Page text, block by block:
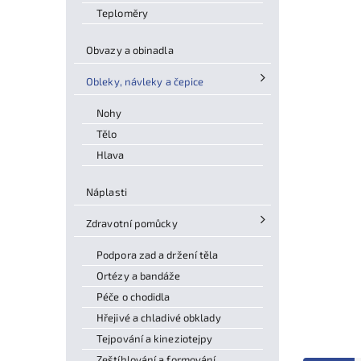
Teploměry
Obvazy a obinadla
Obleky, návleky a čepice
Nohy
Tělo
Hlava
Náplasti
Zdravotní pomůcky
Podpora zad a držení těla
Ortézy a bandáže
Péče o chodidla
Hřejivé a chladivé obklady
Tejpování a kineziotejpy